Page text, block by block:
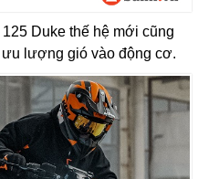
Duke thế hệ mới cũng
lượng gió vào động cơ.